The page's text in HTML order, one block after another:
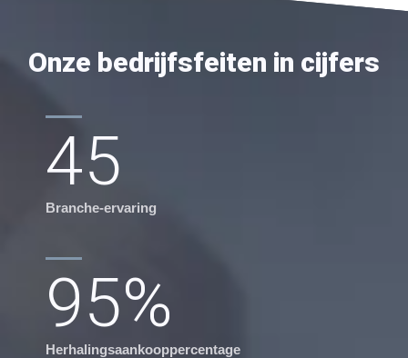
Onze bedrijfsfeiten in cijfers
45
Branche-ervaring
95%
Herhalingsaankooppercentage